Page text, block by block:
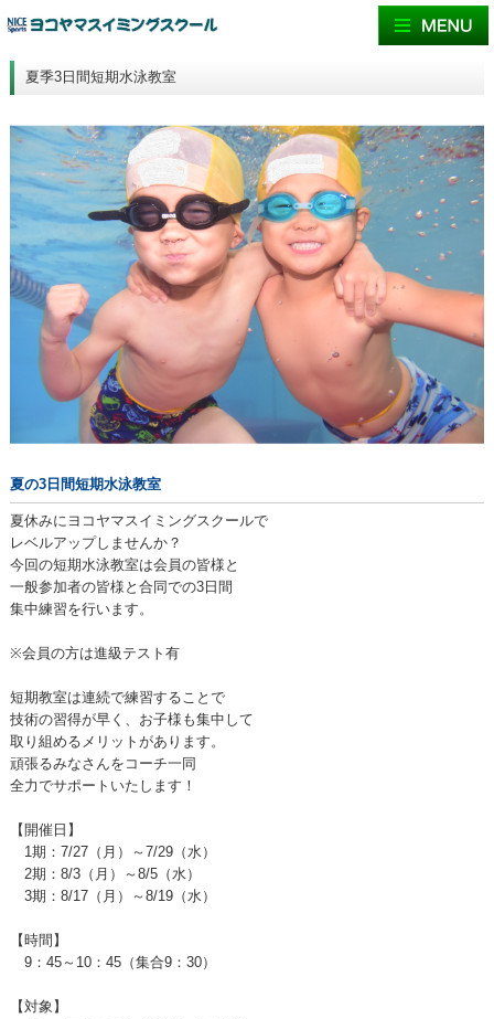
夏季3日間短期水泳教室
夏の3日間短期水泳教室
夏休みにヨコヤマスイミングスクールで
レベルアップしませんか？
今回の短期水泳教室は会員の皆様と
一般参加者の皆様と合同での3日間
集中練習を行います。
※会員の方は進級テスト有
短期教室は連続で練習することで
技術の習得が早く、お子様も集中して
取り組めるメリットがあります。
頑張るみなさんをコーチ一同
全力でサポートいたします！
【開催日】
1期：7/27（月）～7/29（水）
2期：8/3（月）～8/5（水）
3期：8/17（月）～8/19（水）
【時間】
9：45～10：45（集合9：30）
【対象】